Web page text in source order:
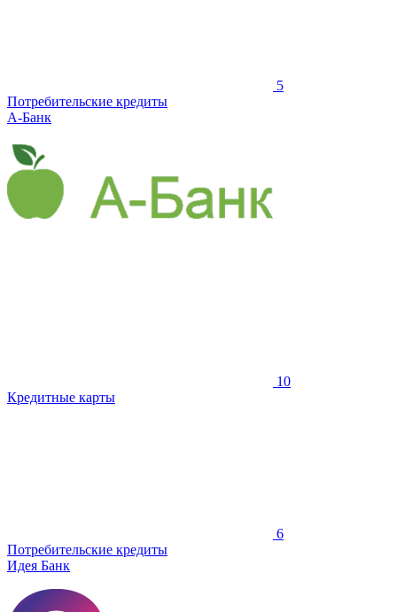
5
Потребительские кредиты
А-Банк
10
Кредитные карты
6
Потребительские кредиты
Идея Банк